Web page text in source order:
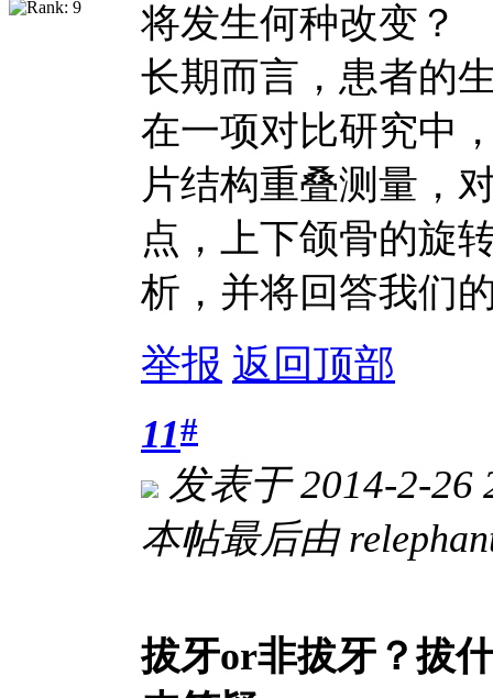
将发生何种改变？
长期而言，患者的
在一项对比研究中
片结构重叠测量，
点，上下颌骨的旋
析，并将回答我们
举报 返回顶部
11#
发表于 2014-2-26
本帖最后由
拔牙or非拔牙？拔